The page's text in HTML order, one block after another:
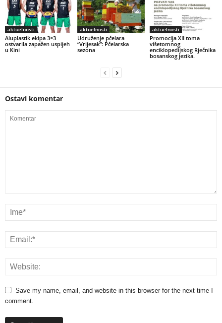
aktuelnosti
Aluplastik ekipa 3×3
ostvarila zapažen uspijeh
u Kini
aktuelnosti
Udruženje pčelara
“Vrijesak”: Pčelarska
sezona
aktuelnosti
Promocija XII toma
višetomnog
enciklopedijskog Rječnika
bosanskog jezika.
Ostavi komentar
Save my name, email, and website in this browser for the next time I
comment.